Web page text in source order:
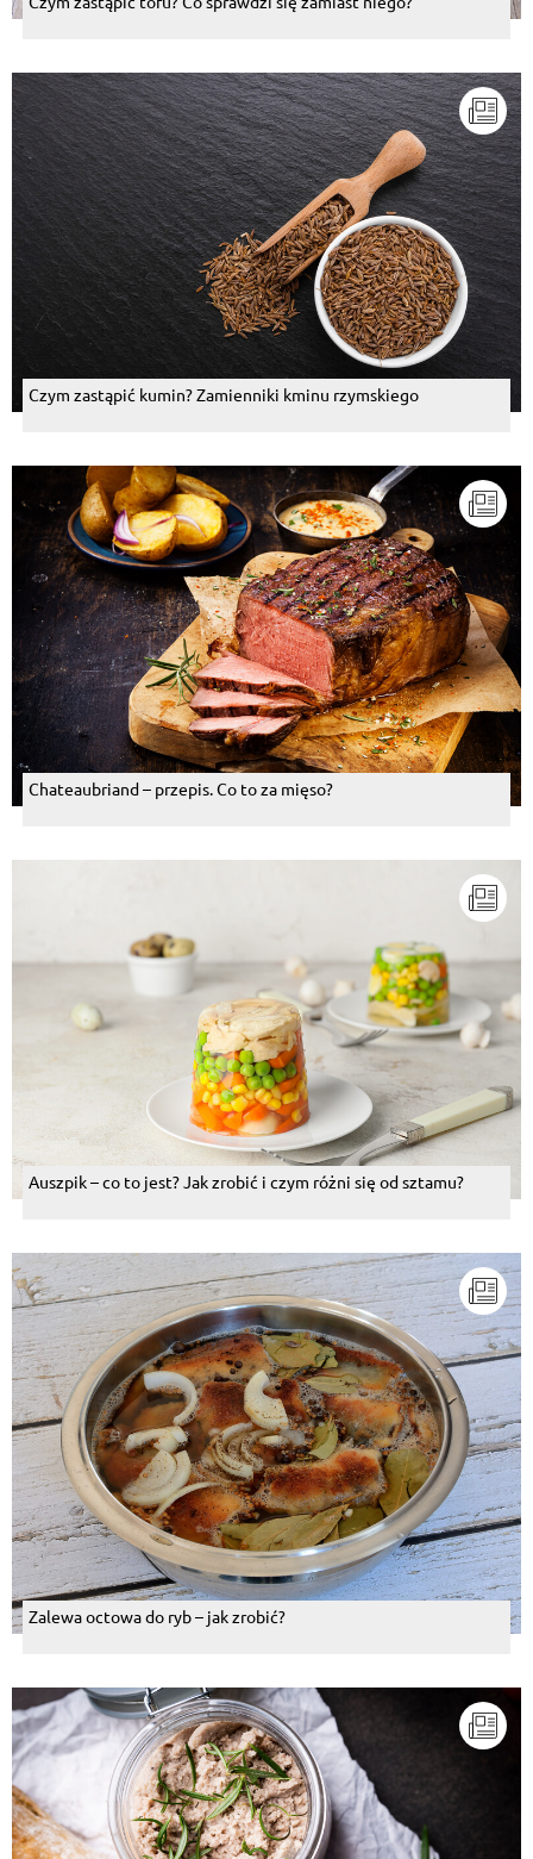
Czym zastąpić kumin? Zamienniki kminu rzymskiego
Chateaubriand – przepis. Co to za mięso?
Auszpik – co to jest? Jak zrobić i czym różni się od sztamu?
Zalewa octowa do ryb – jak zrobić?